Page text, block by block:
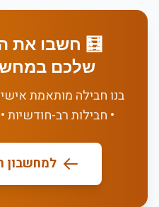
🧮 חשבו את
שלכם
• חבילות רב-חודשיות
למחשבון